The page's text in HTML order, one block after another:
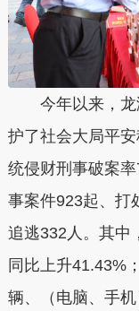
今年以来，龙
护了社会大局平
统侵财刑事破案
事案件923起、打
追逃332人。其中
同比上升41.43%
辆、（电脑、手